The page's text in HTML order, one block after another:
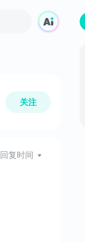
关注
回复时间